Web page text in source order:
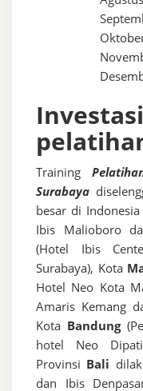
Training P
Surabaya
besar di
Ibis Malioboro
(Hotel Ibis
Surabaya), Kota
Hotel Neo Kota
Amaris Kemang
Kota Bandung
hotel Neo
Provinsi Bali
dan Ibis